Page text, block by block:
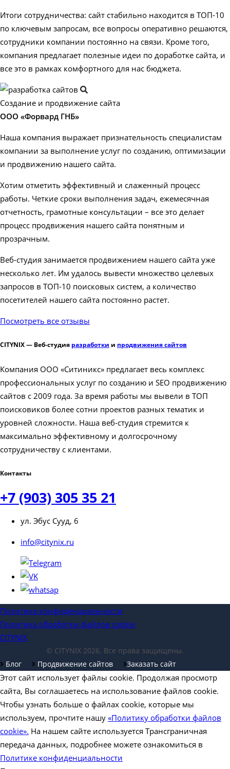
Итоги сотрудничества: сайт стабильно находится в ТОП-10
по ключевым запросам, все вопросы оперативно решаются,
сотрудники компании постоянно на связи. Кроме того,
компания предлагает полезные идеи по доработке сайта, и
все это в рамках комфортного для нас бюджета.
Создание и продвижение сайта
ООО «Форвард ГНБ»
Наша компания выражает признательность специалистам
компании за выполнение услуг по созданию, оптимизации
и продвижению нашего сайта.
Хотим отметить эффективный и слаженный процесс
работы. Четкие сроки выполнения задач, ежемесячная
отчетность, грамотные консультации – все это делает
процесс продвижения нашего сайта понятным и
прозрачным.
Веб-студия занимается продвижением нашего сайта уже
несколько лет. Им удалось вывести множество целевых
запросов в ТОП-10 поисковых систем, а количество
посетителей нашего сайта постоянно растет.
Посмотреть все отзывы
CITYNIX — Веб-студия разработки и продвижения сайтов
Компания ООО «Ситиникс» предлагает весь комплекс
профессиональных услуг по созданию и SEO продвижению
сайтов с 2009 года. За время работы мы вывели в ТОП
поисковиков более сотни проектов разных тематик и
уровней сложности. Наша веб-студия стремится к
максимально эффективному и долгосрочному
сотрудничеству с клиентами.
Контакты
+7 (903) 305 35 21
ул. Эбус Сууд, 6
info@citynix.ru
Политика конфиденциальности
Политика обработки файлов cookie
CITYNIX
© CITYNIX 2026. Все права защищены.
Блог
Продвижение сайтов Заказать сайт
Этот сайт использует файлы cookie. Продолжая просмотр
сайта, Вы соглашаетесь на использование файлов cookie.
Чтобы узнать больше о файлах cookie, которые мы
используем, прочтите нашу «Политику обработки файлов
cookie». На нашем сайте используется Трансграничная
передача данных, подробнее можете ознакомиться в
Политике конфиденциальности